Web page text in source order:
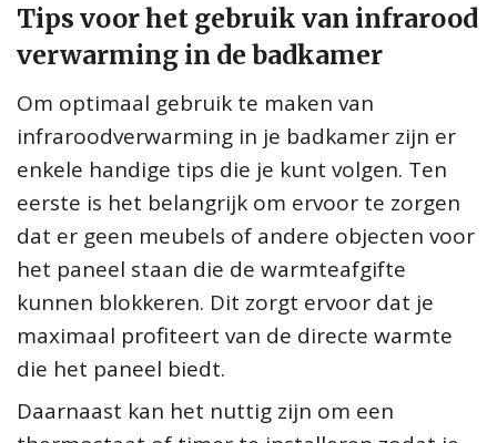
Tips voor het gebruik van infrarood
verwarming in de badkamer
Om optimaal gebruik te maken van
infraroodverwarming in je badkamer zijn er
enkele handige tips die je kunt volgen. Ten
eerste is het belangrijk om ervoor te zorgen
dat er geen meubels of andere objecten voor
het paneel staan die de warmteafgifte
kunnen blokkeren. Dit zorgt ervoor dat je
maximaal profiteert van de directe warmte
die het paneel biedt.
Daarnaast kan het nuttig zijn om een